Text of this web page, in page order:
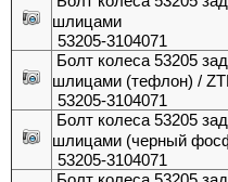
шлицами
53205-3104071
Болт колеса 53205
шлицами (тефлон) /
53205-3104071
Болт колеса 53205
шлицами (черный
53205-3104071